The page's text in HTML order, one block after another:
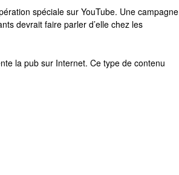
spéciale sur YouTube. Une campagne
devrait faire parler d’elle chez les
la pub sur Internet. Ce type de contenu